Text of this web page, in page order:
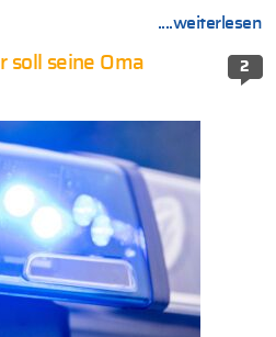
....weiterlesen
2
soll seine Oma